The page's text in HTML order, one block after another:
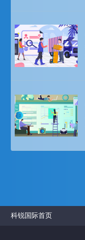
科锐国际首页